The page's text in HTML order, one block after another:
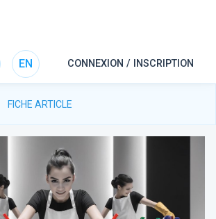
EN CONNEXION / INSCRIPTION
FICHE ARTICLE